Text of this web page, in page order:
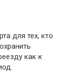
для тех, кто
как к